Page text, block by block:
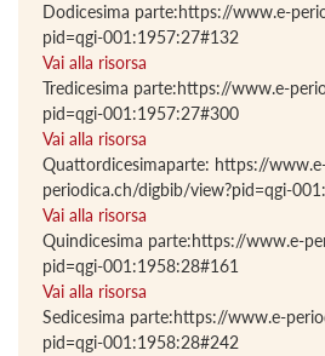
Dodicesima parte:https://www.e-
pid=qgi-001:1957:27#132
Vai alla risorsa
Tredicesima parte:https://www.e-
pid=qgi-001:1957:27#300
Vai alla risorsa
Quattordicesimaparte: https://
periodica.ch/digbib/view?pid=qgi-
Vai alla risorsa
Quindicesima parte:https://www.e-
pid=qgi-001:1958:28#161
Vai alla risorsa
Sedicesima parte:https://www.e-
pid=qgi-001:1958:28#242